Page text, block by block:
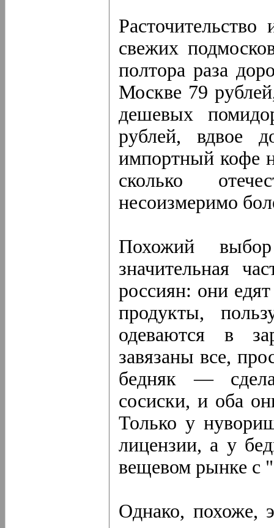
свежих
полтора раза
Москве 79
дешевых
рублей, вдвое
импортный кофе
сколько
несоизмеримо
Похожий
значительная
россиян: они
продукты,
одеваются в
завязаны все,
бедняк —
сосиски, и оба
Только у
лицензии, а у
вещевом рынке с
Однако, похоже,